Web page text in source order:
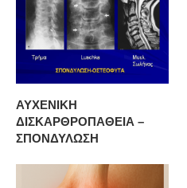
ΑΥΧΕΝΙΚΗ
ΔΙΣΚΑΡΘΡΟΠΑΘΕΙΑ –
ΣΠΟΝΔΥΛΩΣΗ